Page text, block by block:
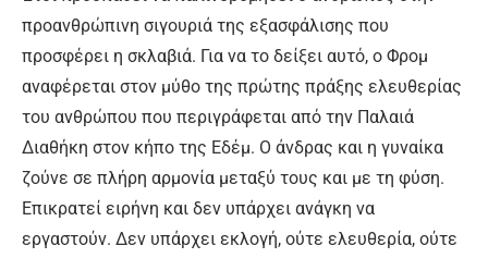
προανθρώπινη σιγουριά της εξασφάλισης που
προσφέρει η σκλαβιά. Για να το δείξει αυτό, ο Φρομ
αναφέρεται στον μύθο της πρώτης πράξης ελευθερίας
του ανθρώπου που περιγράφεται από την Παλαιά
Διαθήκη στον κήπο της Εδέμ. Ο άνδρας και η γυναίκα
ζούνε σε πλήρη αρμονία μεταξύ τους και με τη φύση.
Επικρατεί ειρήνη και δεν υπάρχει ανάγκη να
εργαστούν. Δεν υπάρχει εκλογή, ούτε ελευθερία, ούτε